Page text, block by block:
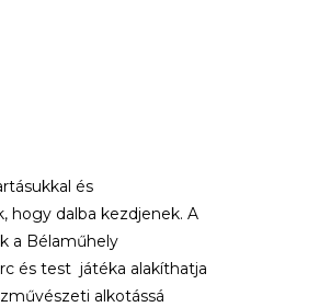
és
hogy dalba kezdjenek. A
a Bélaműhely
és test játéka alakíthatja
alkotássá